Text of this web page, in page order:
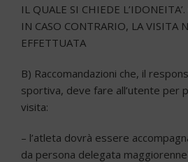
IL QUALE SI CHIEDE
IN CASO CONTRARIO, LA VISITA
EFFETTUATA
B) Raccomandazioni che, il
sportiva, deve fare all’utente per
visita:
– l’atleta dovrà essere
da persona delegata